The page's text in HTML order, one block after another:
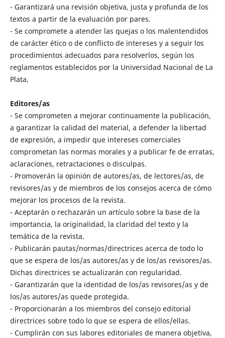
- Garantizará una revisión objetiva, justa y profunda de los
textos a partir de la evaluación por pares.
- Se compromete a atender las quejas o los malentendidos
de carácter ético o de conflicto de intereses y a seguir los
procedimientos adecuados para resolverlos, según los
reglamentos establecidos por la Universidad Nacional de La
Plata.
Editores/as
- Se comprometen a mejorar continuamente la publicación,
a garantizar la calidad del material, a defender la libertad
de expresión, a impedir que intereses comerciales
comprometan las normas morales y a publicar fe de erratas,
aclaraciones, retractaciones o disculpas.
- Promoverán la opinión de autores/as, de lectores/as, de
revisores/as y de miembros de los consejos acerca de cómo
mejorar los procesos de la revista.
- Aceptarán o rechazarán un artículo sobre la base de la
importancia, la originalidad, la claridad del texto y la
temática de la revista.
- Publicarán pautas/normas/directrices acerca de todo lo
que se espera de los/as autores/as y de los/as revisores/as.
Dichas directrices se actualizarán con regularidad.
- Garantizarán que la identidad de los/as revisores/as y de
los/as autores/as quede protegida.
- Proporcionarán a los miembros del consejo editorial
directrices sobre todo lo que se espera de ellos/ellas.
- Cumplirán con sus labores editoriales de manera objetiva,